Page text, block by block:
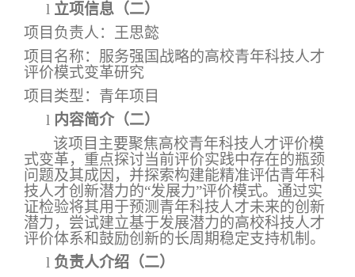
l 立项信息（二）
项目负责人：王思懿
项目名称：服务强国战略的高校青年科技人才
评价模式变革研究
项目类型：青年项目
l 内容简介（二）
该项目主要聚焦高校青年科技人才评价模
式变革，重点探讨当前评价实践中存在的瓶颈
问题及其成因，并探索构建能精准评估青年科
技人才创新潜力的“发展力”评价模式。通过实
证检验将其用于预测青年科技人才未来的创新
潜力，尝试建立基于发展潜力的高校科技人才
评价体系和鼓励创新的长周期稳定支持机制。
l 负责人介绍（二）